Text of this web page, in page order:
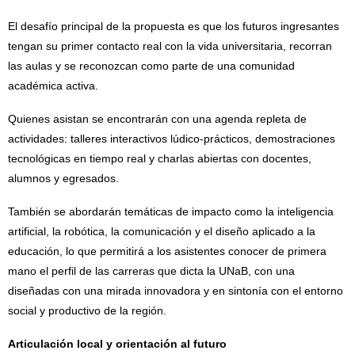
El desafío principal de la propuesta es que los futuros ingresantes
tengan su primer contacto real con la vida universitaria, recorran
las aulas y se reconozcan como parte de una comunidad
académica activa.
Quienes asistan se encontrarán con una agenda repleta de
actividades: talleres interactivos lúdico-prácticos, demostraciones
tecnológicas en tiempo real y charlas abiertas con docentes,
alumnos y egresados.
También se abordarán temáticas de impacto como la inteligencia
artificial, la robótica, la comunicación y el diseño aplicado a la
educación, lo que permitirá a los asistentes conocer de primera
mano el perfil de las carreras que dicta la UNaB, con una
diseñadas con una mirada innovadora y en sintonía con el entorno
social y productivo de la región.
Articulación local y orientación al futuro